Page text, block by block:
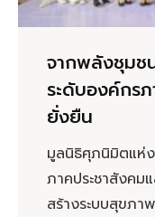
จากพลังชุมช
ระดับองค์กร
ยั่งยืน
มูลนิธิศุภนิมิตแห่ง
ภาคประชาสังคม
สร้างระบบสุขภา